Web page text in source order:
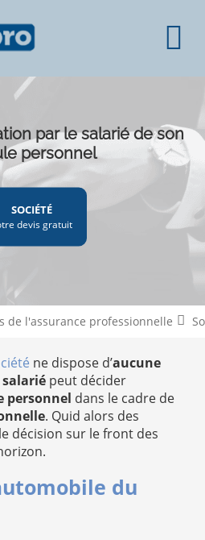
par le salarié de son
personnel
SOCIÉTÉ
devis gratuit
de l'assurance professionnelle
ne dispose d’aucune
salarié peut décider
personnel dans le cadre de
. Quid alors des
décision sur le front des
du